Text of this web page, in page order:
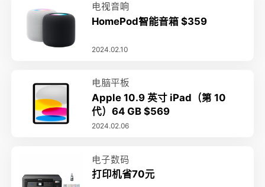
电视音响
HomePod智能音箱 $359
2024.02.10
电脑平板
Apple 10.9 英寸 iPad（第 10
代）64 GB $569
2024.02.06
电子数码
打印机省70元